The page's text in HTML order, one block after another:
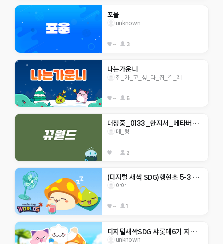
포율
unknown
-- 3
나는가운니
집_가_고_싶_다_집_갈_레
-- 5
대청중_0133_한지서_메타버스 점프맵
메_렁
-- 2
(디지털 새싹 SDG)행현초 5-3 야야 -생태계 보호-
야야
-- 1
디지털새싹SDG 샤롯데6기 지구 구하기
unknown